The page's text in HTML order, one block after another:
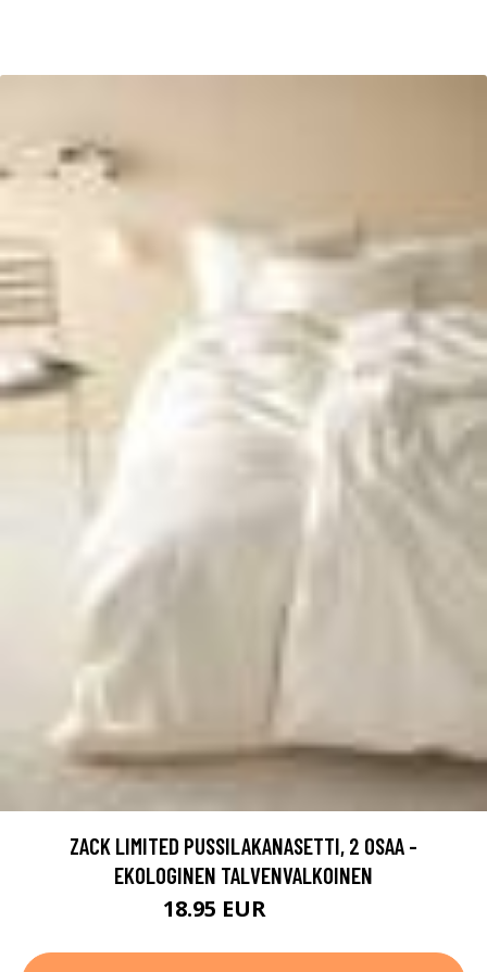
ZACK LIMITED PUSSILAKANASETTI, 2 OSAA -
EKOLOGINEN TALVENVALKOINEN
18.95 EUR